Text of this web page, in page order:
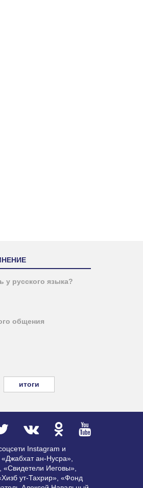
у русского языка?
общения
итоги
Instagram и
ан-Нусра»,
Иеговы»,
ут-Тахрир», «Фонд